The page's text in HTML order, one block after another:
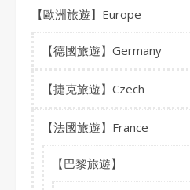
【歐洲旅遊】Europe
【德國旅遊】Germany
【捷克旅遊】Czech
【法國旅遊】France
【巴黎旅遊】